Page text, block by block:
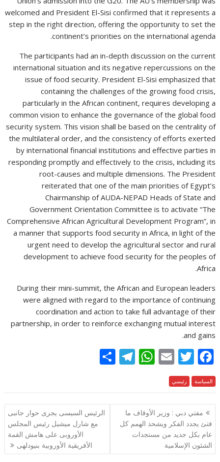
welcomed and President El-Sisi confirmed that it represents a
step in the right direction, offering the opportunity to set the
continent’s priorities on the international agenda.
The participants had an in-depth discussion on the current
international situation and its negative repercussions on the
issue of food security. President El-Sisi emphasized that
containing the challenges of the growing food crisis,
particularly in the African continent, requires developing a
common vision to enhance the governance of the global food
security system. This vision shall be based on the centrality of
the multilateral order, and the consistency of efforts exerted
by international financial institutions and effective parties in
responding promptly and effectively to the crisis, including its
root-causes and multiple dimensions. The President
reiterated that one of the main priorities of Egypt’s
Chairmanship of AUDA-NEPAD Heads of State and
Government Orientation Committee is to activate “The
Comprehensive African Agricultural Development Program”, in
a manner that supports food security in Africa, in light of the
urgent need to develop the agricultural sector and rural
development to achieve food security for the peoples of
Africa.
During their mini-summit, the African and European leaders
were aligned with regard to the importance of continuing
coordination and action to take full advantage of their
partnership, in order to reinforce exchanging mutual interest
and gains.
F
ac
e
b
o
o
k
T
w
itt
er
E
ai
l
W
at
s
A
p
p
T
e
gr
ar
e
السياسة رئيسي
تصفّح
المقالات
مفتي دبي : وزير الأوقاف ما
فتئ يجدد الفكر ويشحذ الهمم كل
عام بكل جديد من مستجدات
الشئون الإسلامية
الرئيس السيسى يجرى حوار جانبى
مع شارل ميشيل رئيس المجلس
الأوروبى على هامش القمة
الأفريقية الأوروبية بنيودلهى